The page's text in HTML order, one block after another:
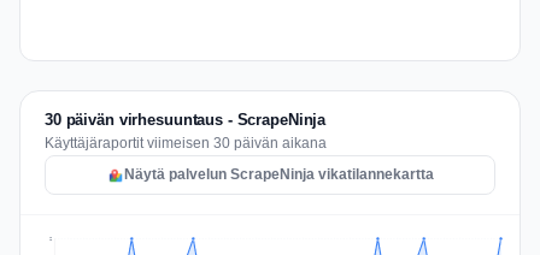
30 päivän virhesuuntaus - ScrapeNinja
Käyttäjäraportit viimeisen 30 päivän aikana
Näytä palvelun ScrapeNinja vikatilannekartta
2